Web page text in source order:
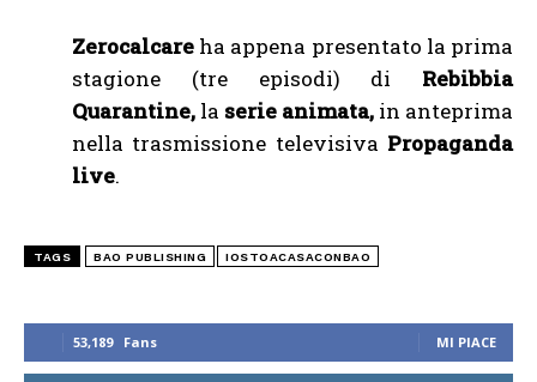
53,189 Fans MI PIACE
Zerocalcare ha appena presentato la prima
stagione (tre episodi) di Rebibbia
Quarantine, la serie animata, in anteprima
nella trasmissione televisiva Propaganda
live.
TAGS BAO PUBLISHING IOSTOACASACONBAO